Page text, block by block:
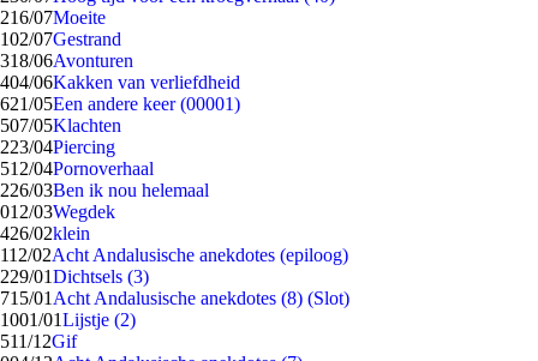
216/07Moeite
102/07Gestrand
318/06Avonturen
404/06Kakken van verliefdheid
621/05Een andere keer (00001)
507/05Klachten
223/04Piercing
512/04Pornoverhaal
226/03Ben ik nou helemaal
012/03Wegdek
426/02klein
112/02Acht Andalusische anekdotes (epiloog)
229/01Dichtsels (3)
715/01 Acht Andalusische anekdotes (8) (Slot)
1001/01Lijstje (2)
511/12Gif